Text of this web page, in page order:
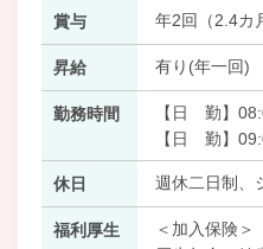
賞与 年2回（2.4カ
昇給 有り(年一回)
勤務時間
【日 勤】
【日 勤】
休日 週休二日制、
福利厚生
＜加入保険＞